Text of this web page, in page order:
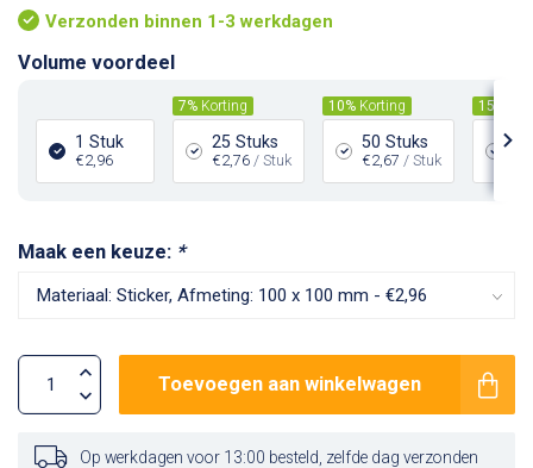
Verzonden binnen 1-3 werkdagen
Volume voordeel
1 Stuk
€2,96
7% Korting
25 Stuks
€2,76 / Stuk
10% Korting
50 Stuks
€2,67 / Stuk
15%
Maak een keuze: *
Toevoegen aan winkelwagen
Op werkdagen voor 13:00 besteld, zelfde dag verzonden